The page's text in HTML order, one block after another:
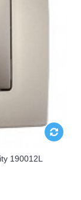
190012L